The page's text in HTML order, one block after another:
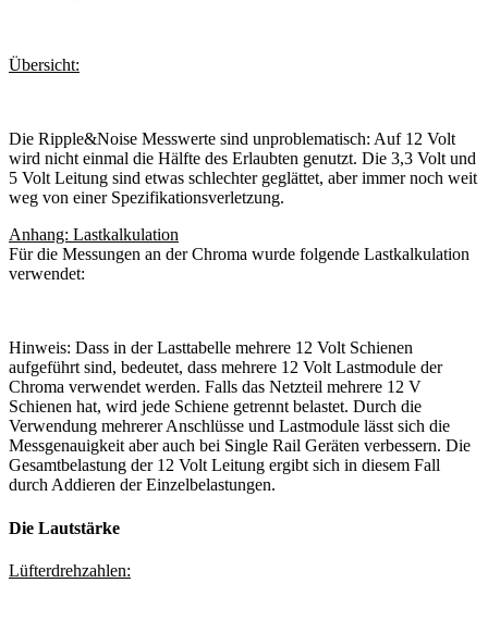
Übersicht:
Die Ripple&Noise Messwerte sind unproblematisch: Auf 12 Volt
wird nicht einmal die Hälfte des Erlaubten genutzt. Die 3,3 Volt und
5 Volt Leitung sind etwas schlechter geglättet, aber immer noch weit
weg von einer Spezifikationsverletzung.
Anhang: Lastkalkulation
Für die Messungen an der Chroma wurde folgende Lastkalkulation
verwendet:
Hinweis: Dass in der Lasttabelle mehrere 12 Volt Schienen
aufgeführt sind, bedeutet, dass mehrere 12 Volt Lastmodule der
Chroma verwendet werden. Falls das Netzteil mehrere 12 V
Schienen hat, wird jede Schiene getrennt belastet. Durch die
Verwendung mehrerer Anschlüsse und Lastmodule lässt sich die
Messgenauigkeit aber auch bei Single Rail Geräten verbessern. Die
Gesamtbelastung der 12 Volt Leitung ergibt sich in diesem Fall
durch Addieren der Einzelbelastungen.
Die Lautstärke
Lüfterdrehzahlen: